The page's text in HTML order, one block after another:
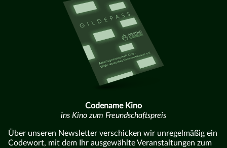
Codename Kino
ins Kino zum Freundschaftspreis
Über unseren Newsletter verschicken wir unregelmäßig ein
Codewort, mit dem Ihr ausgewählte Veranstaltungen zum